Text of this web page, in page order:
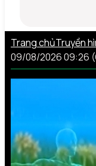
Trang chủTruyền
09/08/2026 09:26